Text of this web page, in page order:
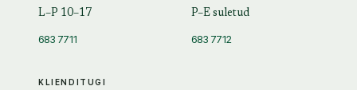
KLIENDITUGI
L–P 10–17
683 7711
P–E suletud
683 7712